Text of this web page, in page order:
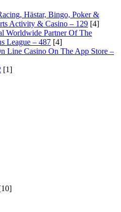
Hästar, Bingo, Poker &
Activity & Casino – 129 [4]
Worldwide Partner Of The
League – 487 [4]
Line Casino On The App Store –
[1]